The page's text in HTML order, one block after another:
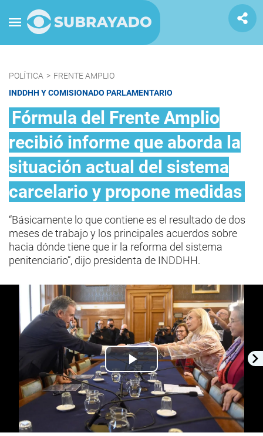
POLÍTICA > FRENTE AMPLIO
INDDHH Y COMISIONADO PARLAMENTARIO
Fórmula del Frente Amplio
recibió informe que aborda la
situación actual del sistema
carcelario y propone medidas
“Básicamente lo que contiene es el resultado de dos
meses de trabajo y los principales acuerdos sobre
hacia dónde tiene que ir la reforma del sistema
penitenciario”, dijo presidenta de INDDHH.
Play
Video